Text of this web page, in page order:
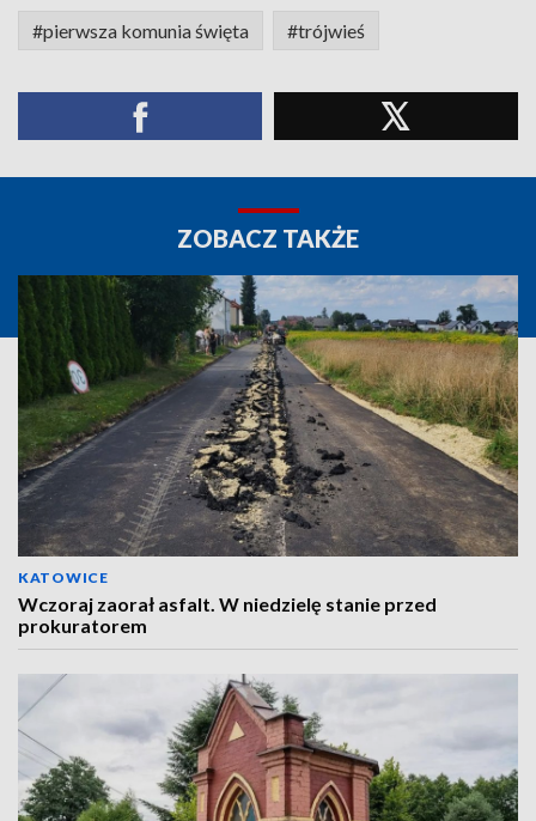
#pierwsza komunia święta #trójwieś
ZOBACZ TAKŻE
KATOWICE
Wczoraj zaorał asfalt. W niedzielę stanie przed
prokuratorem